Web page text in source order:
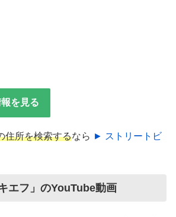
を見る
住所を検索するなら ► ストリートビ
エフ」のYouTube動画